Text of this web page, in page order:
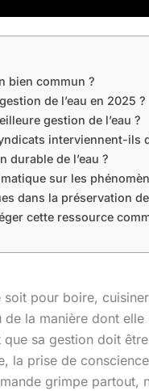
bien commun ?
de l’eau en 2025 ?
gestion de l’eau ?
interviennent-ils
de l’eau ?
sur les
dans la préservation
cette ressource
pour boire,
la manière dont elle
sa gestion doit
la prise de
grimpe partout,